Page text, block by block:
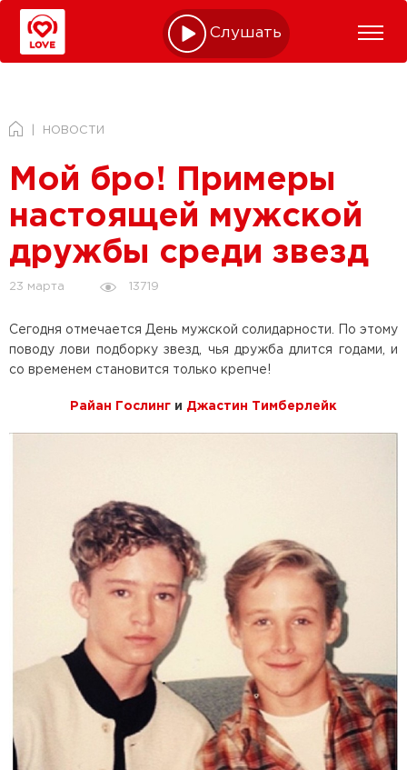
Слушать online
НОВОСТИ
Мой бро! Примеры
настоящей мужской
дружбы среди звезд
23 марта 13719
Сегодня отмечается День мужской солидарности. По этому
поводу лови подборку звезд, чья дружба длится годами, и
со временем становится только крепче!
Райан Гослинг и Джастин Тимберлейк